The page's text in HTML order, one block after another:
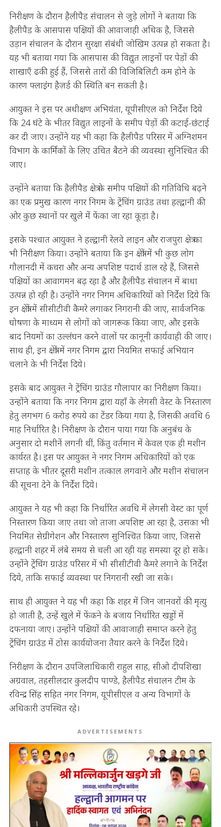
निरीक्षण के दौरान हैलीपैड संचालन से जुड़े लोगों ने बताया कि
हैलीपैड के आसपास पक्षियों की आवाजाही अधिक है, जिससे
उड़ान संचालन के दौरान सुरक्षा संबंधी जोखिम उत्पन्न हो सकता है।
यह भी बताया गया कि आसपास की विद्युत लाइनों पर पेड़ों की
शाखाएँ ढकी हुई हैं, जिससे तारों की विजिबिलिटी कम होने के
कारण फ्लाइंग हैज़र्ड की स्थिति बन सकती है।
आयुक्त ने इस पर अधीक्षण अभियंता, यूपीसीएल को निर्देश दिये
कि 24 घंटे के भीतर विद्युत लाइनों के समीप पेड़ों की कटाई-छंटाई
कर दी जाए। उन्होंने यह भी कहा कि हैलीपैड परिसर में अग्निशमन
विभाग के कार्मिकों के लिए उचित बैठने की व्यवस्था सुनिश्चित की
जाए।
उन्होंने बताया कि हैलीपैड क्षेत्र के समीप पक्षियों की गतिविधि बढ़ने
का एक प्रमुख कारण नगर निगम के ट्रेंचिंग ग्राउंड तथा हल्द्वानी की
ओर कुछ स्थानों पर खुले में फेंका जा रहा कूड़ा है।
इसके पश्चात आयुक्त ने हल्द्वानी रेलवे लाइन और राजपुरा क्षेत्र का
भी निरीक्षण किया। उन्होंने बताया कि इन क्षेत्रों में भी कुछ लोग
गौलानदी में कचरा और अन्य अपशिष्ट पदार्थ डाल रहे हैं, जिससे
पक्षियों का आवागमन बढ़ रहा है और हैलीपैड संचालन में बाधा
उत्पन्न हो रही है। उन्होंने नगर निगम अधिकारियों को निर्देश दिये कि
इन क्षेत्रों में सीसीटीवी कैमरे लगाकर निगरानी की जाए, सार्वजनिक
घोषणा के माध्यम से लोगों को जागरूक किया जाए, और इसके
बाद नियमों का उल्लंघन करने वालों पर कानूनी कार्यवाही की जाए।
साथ ही, इन क्षेत्रों में नगर निगम द्वारा नियमित सफाई अभियान
चलाने के भी निर्देश दिये।
इसके बाद आयुक्त ने ट्रेंचिंग ग्राउंड गौलापार का निरीक्षण किया।
उन्होंने बताया कि नगर निगम द्वारा यहाँ के लेगसी वेस्ट के निस्तारण
हेतु लगभग 6 करोड़ रुपये का टेंडर किया गया है, जिसकी अवधि 6
माह निर्धारित है। निरीक्षण के दौरान पाया गया कि अनुबंध के
अनुसार दो मशीनें लगनी थीं, किंतु वर्तमान में केवल एक ही मशीन
कार्यरत है। इस पर आयुक्त ने नगर निगम अधिकारियों को एक
सप्ताह के भीतर दूसरी मशीन तत्काल लगवाने और मशीन संचालन
की सूचना देने के निर्देश दिये।
आयुक्त ने यह भी कहा कि निर्धारित अवधि में लेगसी वेस्ट का पूर्ण
निस्तारण किया जाए तथा जो ताजा अपशिष्ट आ रहा है, उसका भी
नियमित सेग्रीगेशन और निस्तारण सुनिश्चित किया जाए, जिससे
हल्द्वानी शहर में लंबे समय से चली आ रही यह समस्या दूर हो सके।
उन्होंने ट्रेंचिंग ग्राउंड परिसर में भी सीसीटीवी कैमरे लगाने के निर्देश
दिये, ताकि सफाई व्यवस्था पर निगरानी रखी जा सके।
साथ ही आयुक्त ने यह भी कहा कि शहर में जिन जानवरों की मृत्यु
हो जाती है, उन्हें खुले में फेंकने के बजाय निर्धारित खड्डों में
दफनाया जाए। उन्होंने पक्षियों की आवाजाही समाप्त करने हेतु
ट्रेंचिंग ग्राउंड में ठोस कार्ययोजना तैयार करने के निर्देश दिये।
निरीक्षण के दौरान उपजिलाधिकारी राहुल साह, सीओ दीपशिखा
अग्रवाल, तहसीलदार कुलदीप पाण्डे, हैलीपैड संचालन टीम के
रविन्द्र सिंह सहित नगर निगम, यूपीसीएल व अन्य विभागों के
अधिकारी उपस्थित रहे।
ADVERTISEMENTS